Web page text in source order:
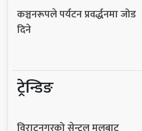
कञ्चनरूपले पर्यटन प्रवर्द्धनमा जोड
दिने
ट्रेन्डिङ